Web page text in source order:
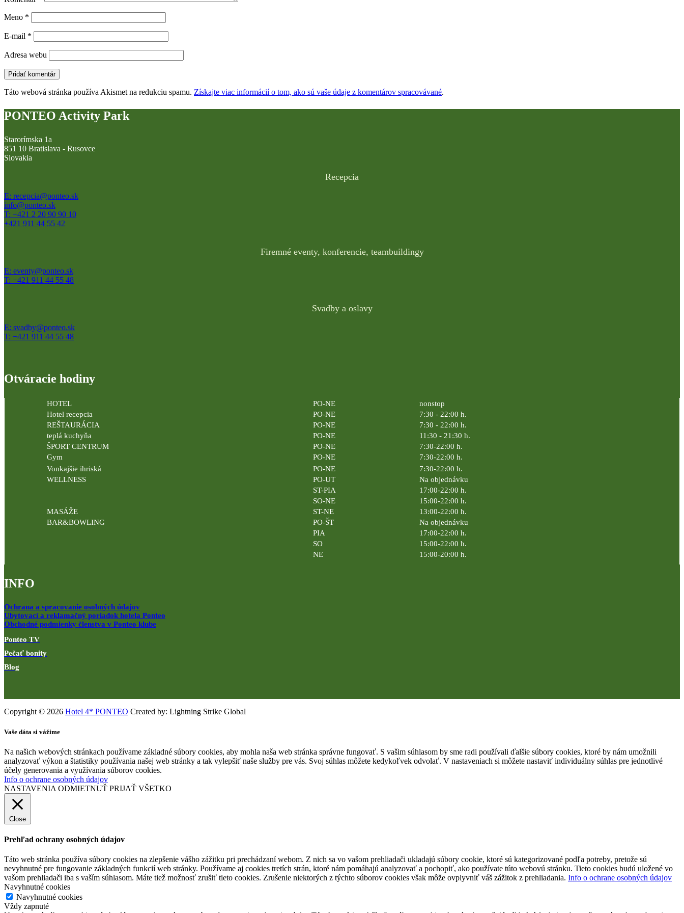
Meno *
E-mail *
Adresa webu
Táto webová stránka používa Akismet na redukciu spamu. Získajte viac informácií o tom, ako sú vaše údaje z komentárov spracovávané.
PONTEO Activity Park
Starorímska 1a
851 10 Bratislava - Rusovce
Slovakia
Recepcia
E: recepcia@ponteo.sk
info@ponteo.sk
T: +421 2 20 90 90 10
+421 911 44 55 42
Firemné eventy, konferencie, teambuildingy
E: eventy@ponteo.sk
T: +421 911 44 55 48
Svadby a oslavy
E: svadby@ponteo.sk
T: +421 911 44 55 48
Otváracie hodiny
HOTEL PO-NE
nonstop
Hotel recepcia
PO-NE
7:30 - 22:00 h.
REŠTAURÁCIA
PO-NE
7:30 - 22:00 h.
teplá kuchyňa
PO-NE
11:30 - 21:30 h.
ŠPORT CENTRUM
PO-NE
7:30-22:00 h.
Gym
PO-NE
7:30-22:00 h.
Vonkajšie ihriská
PO-NE
7:30-22:00 h.
WELLNESS
PO-UT
Na objednávku
ST-PIA
17:00-22:00 h.
SO-NE
15:00-22:00 h.
MASÁŽE
ST-NE
13:00-22:00 h.
BAR&BOWLING
PO-ŠT
Na objednávku
PIA
17:00-22:00 h.
SO
15:00-22:00 h.
NE
15:00-20:00 h.
INFO
Ochrana a spracovanie osobných údajov
Ubytovací a reklamačný poriadok hotela Ponteo
Obchodné podmienky členstva v Ponteo klube
Ponteo TV
Pečať bonity
Blog
Copyright © 2026 Hotel 4* PONTEO Created by: Lightning Strike Global
Vaše dáta si vážime
Na našich webových stránkach používame základné súbory cookies, aby mohla naša web stránka správne fungovať. S vašim súhlasom by sme radi používali ďalšie súbory cookies, ktoré by nám umožnili
analyzovať výkon a štatistiky používania našej web stránky a tak vylepšiť naše služby pre vás. Svoj súhlas môžete kedykoľvek odvolať. V nastaveniach si môžete nastaviť individuálny súhlas pre jednotlivé
účely generovania a využívania súborov cookies.
Info o ochrane osobných údajov
NASTAVENIA ODMIETNUŤ PRIJAŤ VŠETKO
Close
Prehľad ochrany osobných údajov
Táto web stránka používa súbory cookies na zlepšenie vášho zážitku pri prechádzaní webom. Z nich sa vo vašom prehliadači ukladajú súbory cookie, ktoré sú kategorizované podľa potreby, pretože sú
nevyhnutné pre fungovanie základných funkcií web stránky. Používame aj cookies tretích strán, ktoré nám pomáhajú analyzovať a pochopiť, ako používate túto webovú stránku. Tieto cookies budú uložené vo
vašom prehliadači iba s vaším súhlasom. Máte tiež možnosť zrušiť tieto cookies. Zrušenie niektorých z týchto súborov cookies však môže ovplyvniť váš zážitok z prehliadania. Info o ochrane osobných údajov
Navyhnutné cookies
Navyhnutné cookies
Vždy zapnuté